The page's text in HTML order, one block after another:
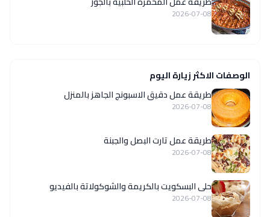
2026-07-08
الوصفات الاكثر زيارة اليوم
طريقة عمل دقيق الاسبونج الجاهز بالمنزل
2026-07-08
طريقة عمل تارت البصل والجبنة
2026-07-08
حلى البسكويت بالكريمة والشوكولاتة بالفيديو
2026-07-08